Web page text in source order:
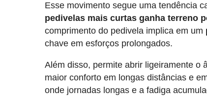
Esse movimento segue uma tendência
pedivelas mais curtas ganha terreno
comprimento do pedivela implica em um
chave em esforços prolongados.
Além disso, permite abrir ligeiramente o
maior conforto em longas distâncias e
onde jornadas longas e a fadiga